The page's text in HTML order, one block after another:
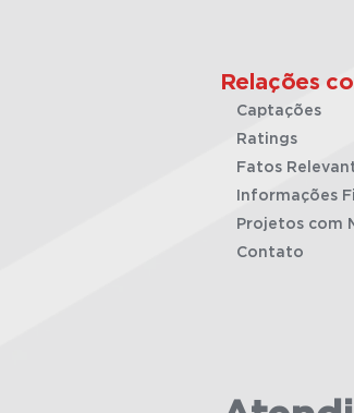
Relações
Captações
Ratings
Fatos
Informações
Projetos com
Contato